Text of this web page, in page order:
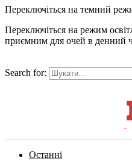
Переключіться на темний
Переключіться на режим
приємним для очей в денний
Search for:
Останні